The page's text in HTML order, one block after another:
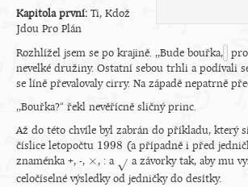
Kapitola první: Ti, Kdož
Jdou Pro Plán
Rozhlížel jsem se po krajině. ,,Bude bouřka,
nevelké družiny. Ostatní sebou trhli a podívali
se líně převalovaly cirry. Na západě nepatrně
,,Bouřka?“ řekl nevěřícně sličný princ.
Až do této chvíle byl zabrán do příkladu, který
číslice letopočtu 1998
1998 (a případně i před
znaménka +, -, ×
× , : a √ a závorky tak, aby mu
celočíselné výsledky od jedničky do desítky.